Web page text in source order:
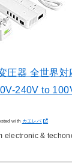
圧器 全世界対
240V to
with カエレバ
electronic &